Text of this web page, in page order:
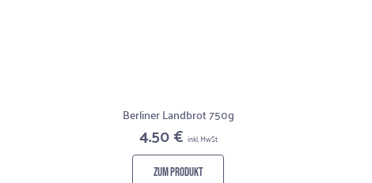
Berliner Landbrot 750g
4.50 € inkl. MwSt
ZUM PRODUKT